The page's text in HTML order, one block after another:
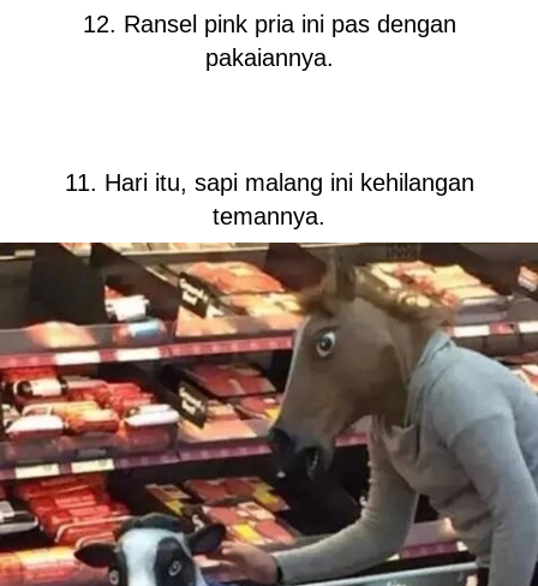
12. Ransel pink pria ini pas dengan
pakaiannya.
11. Hari itu, sapi malang ini kehilangan
temannya.